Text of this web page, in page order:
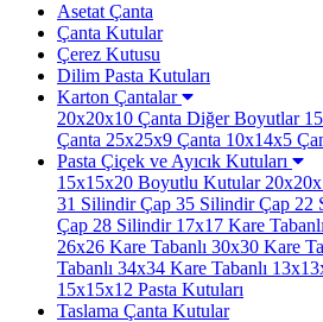
Asetat Çanta
Çanta Kutular
Çerez Kutusu
Dilim Pasta Kutuları
Karton Çantalar
20x20x10 Çanta Diğer Boyutlar
Çanta 25x25x9 Çanta 10x14x5
Pasta Çiçek ve Ayıcık Kutuları
15x15x20 Boyutlu Kutular
31 SilindirÇap 35 SilindirÇap 22
Çap 28 Silindir17x17 Kare Tabanlı
26x26 Kare Tabanlı 30x30 Kare
Tabanlı 34x34 Kare Tabanlı
15x15x12 Pasta Kutuları
Taslama Çanta Kutular